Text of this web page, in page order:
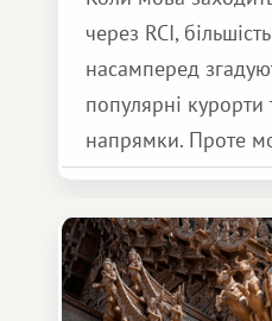
через RCI,
насамперед
популярні курорти
напрямки. Проте
обмінної системи
Серед них є і
який здатний
інший формат